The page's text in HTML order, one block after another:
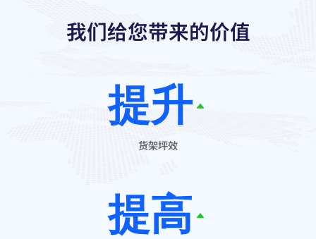
我们给您带来的价值
提升
货架坪效
提高